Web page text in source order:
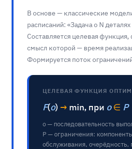
В основе — классические
расписаний: «Задача о N
Составляется целевая
смысл которой — время
Формируется поток
ЦЕЛЕВАЯ ФУНКЦИЯ
F(o) → min, при o ∈ P
o — последовательность
P — ограничения:
обслуживания, очерёдность,